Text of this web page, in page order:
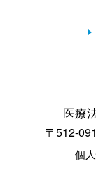
医療
〒512-
個